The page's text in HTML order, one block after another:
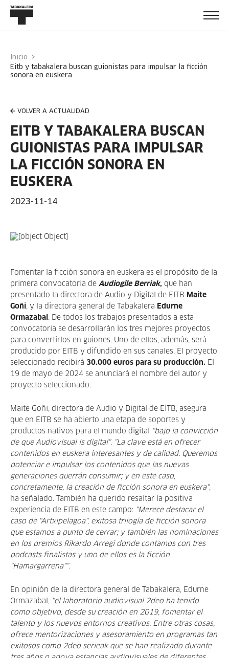
Inicio
eitb y tabakalera buscan guionistas para impulsar la ficción
sonora en euskera
VOLVER A ACTUALIDAD
EITB Y TABAKALERA BUSCAN
GUIONISTAS PARA IMPULSAR
LA FICCIÓN SONORA EN
EUSKERA
2023-11-14
Fomentar la ficción sonora en euskera es el propósito de la
primera convocatoria de Audiogile Berriak, que han
presentado la directora de Audio y Digital de EITB Maite
Goñi , y la directora general de Tabakalera Edurne
Ormazabal . De todos los trabajos presentados a esta
convocatoria se desarrollarán los tres mejores proyectos
para convertirlos en guiones. Uno de ellos, además, será
producido por EITB y difundido en sus canales. El proyecto
seleccionado recibirá 30.000 euros para su producción. El
19 de mayo de 2024 se anunciará el nombre del autor y
proyecto seleccionado.
Maite Goñi, directora de Audio y Digital de EITB, asegura
que en EITB se ha abierto una etapa de soportes y
productos nativos para el mundo digital
"bajo la convicción
de que Audiovisual is digital". "La clave está en ofrecer
contenidos en euskera interesantes y de calidad. Queremos
potenciar e impulsar los contenidos que las nuevas
generaciones querrán consumir; y en este caso,
concretamente, la creación de ficción sonora en euskera",
ha señalado. También ha querido resaltar la positiva
experiencia de EITB en este campo: "Merece destacar el
caso de "Artxipelagoa", exitosa trilogía de ficción sonora
que estamos a punto de cerrar; y también las nominaciones
en los premios Rikardo Arregi donde contamos con tres
podcasts finalistas y uno de ellos es la ficción
"Hamargarrena"".
En opinión de la directora general de Tabakalera, Edurne
Ormazabal, "el laboratorio audiovisual 2deo ha tenido
como objetivo, desde su creación en 2019, fomentar el
talento y los nuevos entornos creativos. Entre otras cosas,
ofrece mentorizaciones y asesoramiento en programas tan
exitosos como 2deo serieak que se han realizado durante